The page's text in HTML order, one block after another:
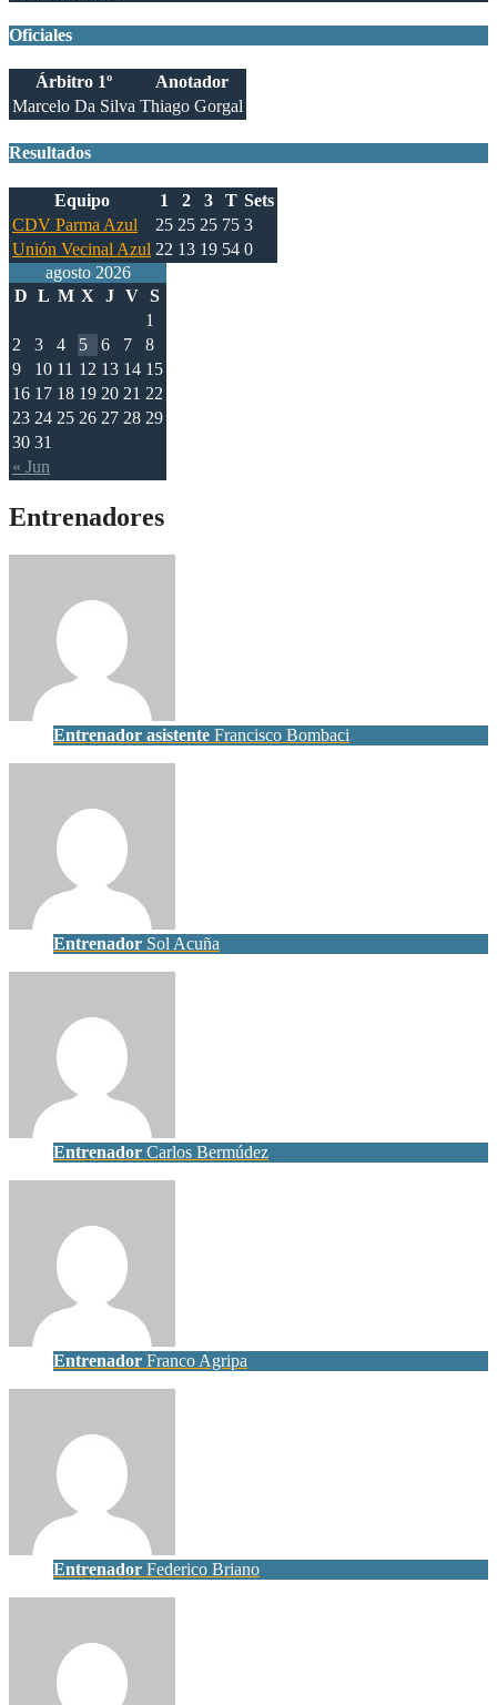
Oficiales
Árbitro 1º
Anotador
Marcelo Da Silva Thiago Gorgal
Resultados
Equipo 1 2 3 T Sets
CDV Parma Azul
25 25 25 75 3
Unión Vecinal Azul 22 13 19 54 0
agosto 2026
D L M X J V S
« Jun
1
2
3 4 5 6 7
8
9
10 11 12 13 14 15
16 17 18 19 20 21 22
23 24 25 26 27 28 29
30 31
Entrenadores
Entrenador asistente Francisco Bombaci
Entrenador Sol Acuña
Entrenador Carlos Bermúdez
Entrenador Franco Agripa
Entrenador Federico Briano